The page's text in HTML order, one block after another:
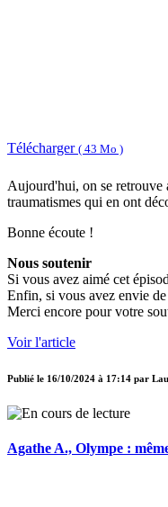
Télécharger ( 43 Mo )
Aujourd'hui, on se retrouve
traumatismes qui en ont
Bonne écoute !
Nous soutenir
Si vous avez aimé cet
Enfin, si vous avez envie
Merci encore pour votre
Voir l'article
Publié le 16/10/2024 à 17:14 par
Agathe A., Olympe :